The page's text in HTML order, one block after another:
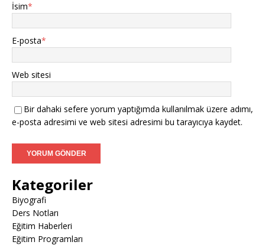
İsim*
E-posta*
Web sitesi
Bir dahaki sefere yorum yaptığımda kullanılmak üzere adımı,
e-posta adresimi ve web sitesi adresimi bu tarayıcıya kaydet.
Kategoriler
Biyografi
Ders Notları
Eğitim Haberleri
Eğitim Programları